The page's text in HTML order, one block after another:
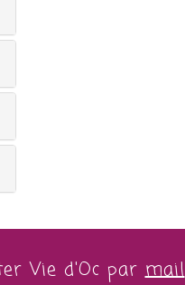
Vie d'Oc parmail